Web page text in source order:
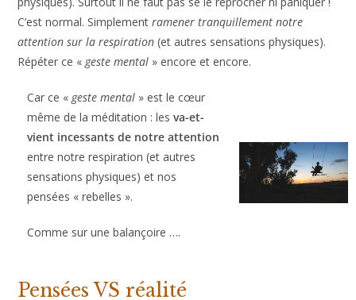
C’est normal. Simplementramener tranquillement notre
attention sur la respiration (et autres sensations physiques).
Répéter ce « geste mental» encore et encore.
même de la méditation : lesva-et-
vient incessants de notre attention
entre notre respiration (et autres
sensations physiques) et nos
pensées « rebelles ».
Pensées VS réalité